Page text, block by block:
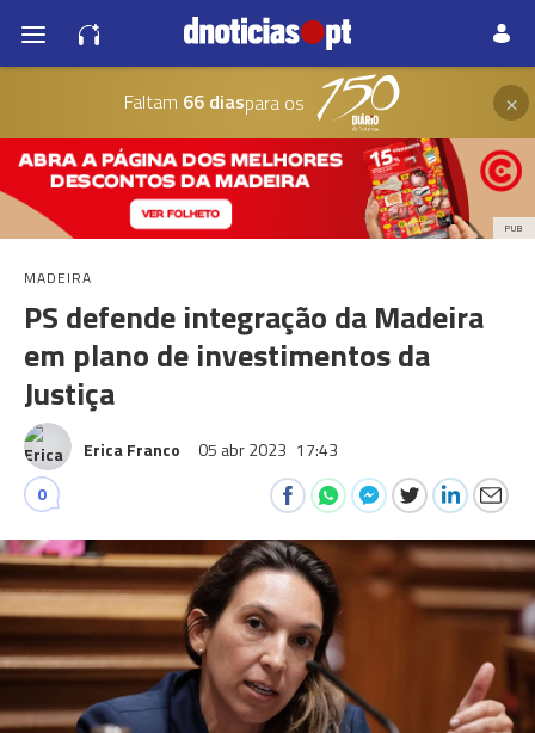
Faltam 66 diaspara os ×
PUB
MADEIRA
PS defende integração da Madeira
em plano de investimentos da
Justiça
Erica Franco 05 abr 2023 17:43
0